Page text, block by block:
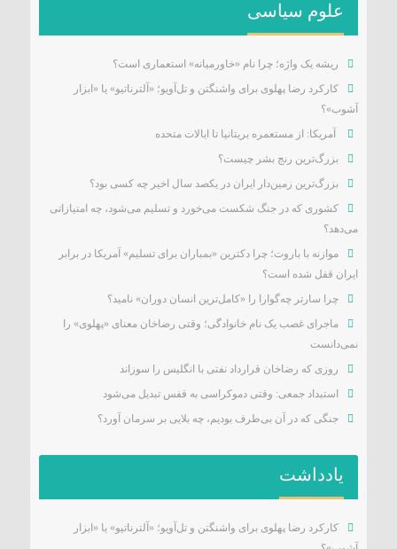
علوم سیاسی
ریشه یک واژه؛ چرا نام «خاورمیانه» استعماری است؟
کارکرد رضا پهلوی برای واشنگتن و تل‌آویو؛ «آلترناتیو» یا «ابزار
آشوب»؟
آمریکا: از مستعمره بریتانیا تا ایالات متحده
بزرگ‌ترین رنج بشر چیست؟
بزرگ‌ترین زمین‌دار ایران در یکصد سال اخیر چه کسی بود؟
کشوری که در جنگ شکست می‌خورد و تسلیم می‌شود، چه امتیازاتی
می‌دهد؟
موازنه با باروت؛ چرا دکترین «بمباران برای تسلیم» آمریکا در برابر
ایران قفل شده است؟
چرا سارتر چه‌گوارا را «کامل‌ترین انسان دوران» نامید؟
ماجرای غصب یک نام خانوادگی؛ وقتی رضاخان معنای «پهلوی» را
نمی‌دانست
روزی که رضاخان قرارداد نفتی با انگلیس را سوزاند
استبداد جمعی: وقتی دموکراسی به قفس تبدیل می‌شود
جنگی که در آن بی‌طرف بودیم، چه بلایی بر سرمان آورد؟
یادداشت
کارکرد رضا پهلوی برای واشنگتن و تل‌آویو؛ «آلترناتیو» یا «ابزار